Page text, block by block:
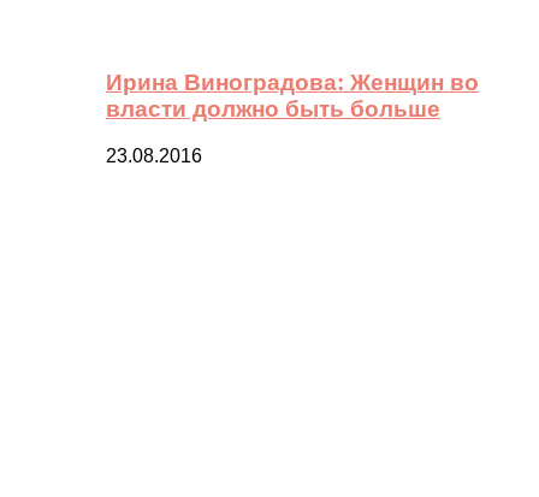
Ирина Виноградова: Женщин во
власти должно быть больше
23.08.2016